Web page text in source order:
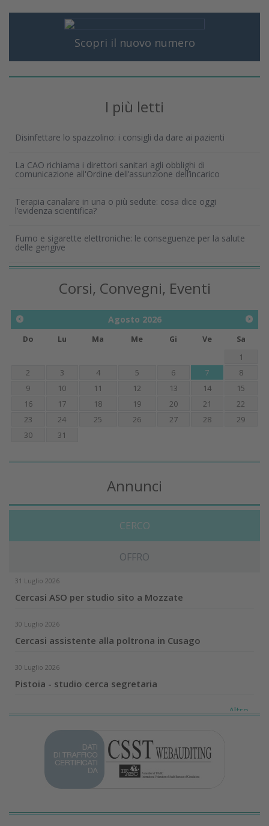
Scopri il nuovo numero
I più letti
Disinfettare lo spazzolino: i consigli da dare ai pazienti
La CAO richiama i direttori sanitari agli obblighi di
comunicazione all'Ordine dell’assunzione dell’incarico
Terapia canalare in una o più sedute: cosa dice oggi
l’evidenza scientifica?
Fumo e sigarette elettroniche: le conseguenze per la salute
delle gengive
Corsi, Convegni, Eventi
Agosto 2026
Do Lu Ma Me Gi Ve
Sa
1
2
3 4 5 6 7
8
9
10 11 12 13 14
15
16
17 18 19 20 21
22
23
24 25 26 27 28
29
30
31
Annunci
CERCO
OFFRO
31 Luglio 2026
Cercasi ASO per studio sito a Mozzate
30 Luglio 2026
Cercasi assistente alla poltrona in Cusago
30 Luglio 2026
Pistoia - studio cerca segretaria
Altro...